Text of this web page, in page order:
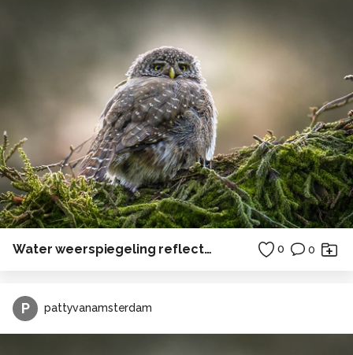
Water weerspiegeling reflectie bos 0 0
P pattyvanamsterdam